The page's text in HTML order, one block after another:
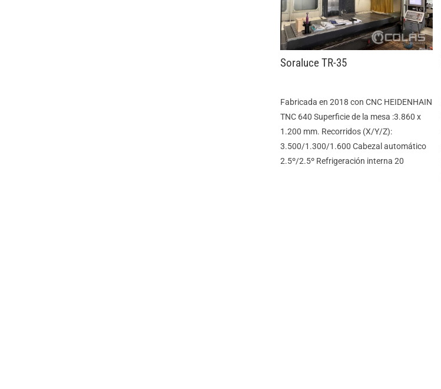
Soraluce TR-35
Fabricada en 2018 con CNC HEIDENHAIN
TNC 640 Superficie de la mesa :3.860 x
1.200 mm. Recorridos (X/Y/Z):
3.500/1.300/1.600 Cabezal automático
2.5º/2.5º Refrigeración interna 20